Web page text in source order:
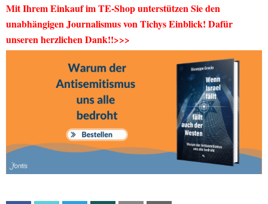
Mit Ihrem Einkauf im TE-Shop unterstützen Sie den
unabhängigen Journalismus von Tichys Einblick! Dafür
unseren herzlichen Dank!!>>>